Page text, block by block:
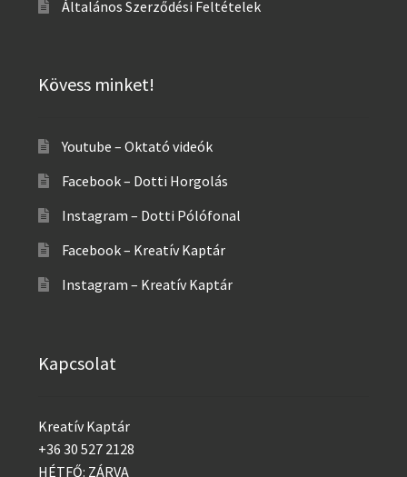
Általános Szerződési Feltételek
Kövess minket!
Youtube – Oktató videók
Facebook – Dotti Horgolás
Instagram – Dotti Pólófonal
Facebook – Kreatív Kaptár
Instagram – Kreatív Kaptár
Kapcsolat
Kreatív Kaptár
+36 30 527 2128
HÉTFŐ: ZÁRVA